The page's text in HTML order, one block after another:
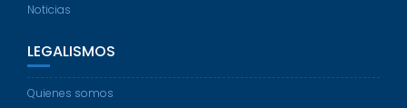
Noticias
LEGALISMOS
Quienes somos